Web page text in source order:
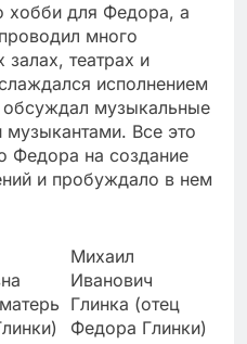
хобби для Федора, а
много
театрах и
исполнением
обсуждал музыкальные
Все это
Федора на создание
и пробуждало в нем
Михаил
Иванович
Глинка (отец
Федора Глинки)